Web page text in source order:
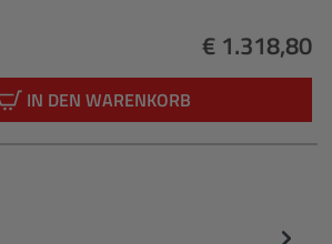
Regulärer
€ 1.318,80
IN DEN WARENKORB